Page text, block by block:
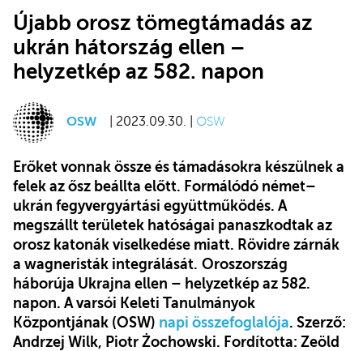
Újabb orosz tömegtámadás az
ukrán hátország ellen –
helyzetkép az 582. napon
OSW | 2023.09.30. | OSW
Erőket vonnak össze és támadásokra készülnek a
felek az ősz beállta előtt. Formálódó német–
ukrán fegyvergyártási együttműködés. A
megszállt területek hatóságai panaszkodtak az
orosz katonák viselkedése miatt. Rövidre zárnák
a wagneristák integrálását. Oroszország
háborúja Ukrajna ellen – helyzetkép az 582.
napon. A varsói Keleti Tanulmányok
Központjának (OSW) napi összefoglalója. Szerző:
Andrzej Wilk, Piotr Żochowski. Fordította: Zeöld